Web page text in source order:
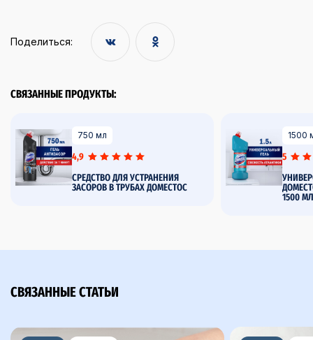
Поделиться:
СВЯЗАННЫЕ ПРОДУКТЫ:
4,9
750 мл
СРЕДСТВО ДЛЯ УСТРАНЕНИЯ
ЗАСОРОВ В ТРУБАХ ДОМЕСТОС
5
1500
1500 МЛ
СВЯЗАННЫЕ СТАТЬИ